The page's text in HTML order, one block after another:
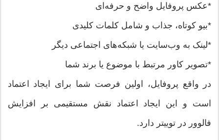
*عکس پروفایل واضح و حرفه‌ای
*بیو کوتاه، جذاب و شامل کلمات کلیدی
*لینک به وب‌سایت یا شبکه‌های اجتماعی دیگر
*تصویر کاور مرتبط با موضوع یا برند شما
در واقع پروفایل، اولین فرصت شما برای ایجاد اعتماد
است و این ایجاد اعتماد نقش مستقیمی بر افزایش
فالوور در توییتر دارد.